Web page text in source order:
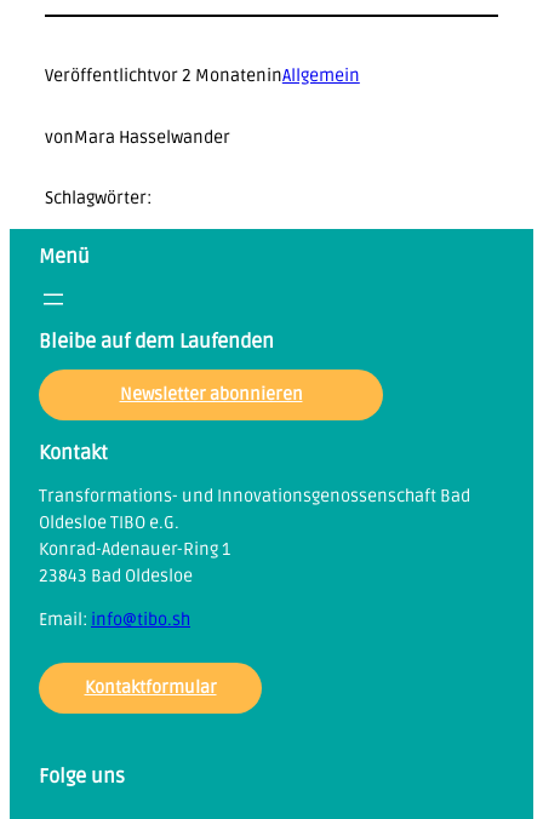
Veröffentlichtvor 2 MonateninAllgemein
vonMara Hasselwander
Schlagwörter:
Menü
Bleibe auf dem Laufenden
Newsletter abonnieren
Kontakt
Transformations- und Innovationsgenossenschaft Bad
Oldesloe TIBO e.G.
Konrad-Adenauer-Ring 1
23843 Bad Oldesloe
Email: info@tibo.sh
Kontaktformular
Folge uns